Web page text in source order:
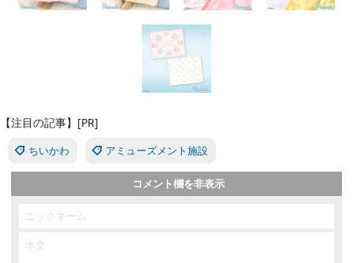
【注目の記事】[PR]
ちいかわ アミューズメント施設
コメント欄を非表示